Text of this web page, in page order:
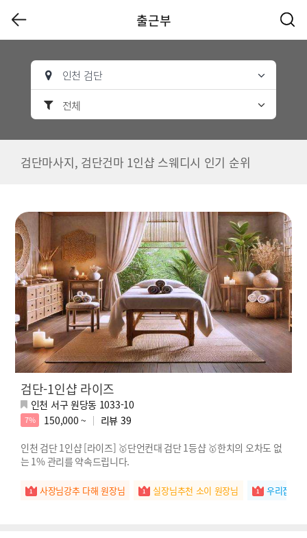
출근부
인천 검단
전체
검단마사지, 검단건마 1인샵 스웨디시 인기 순위
검단-1인샵 라이즈
인천 서구 원당동 1033-10
7% 150,000 ~ 리뷰 39
인천 검단 1인샵 [라이즈] 🥇단언컨대 검단 1등샵 🥇한치의 오차도 없
는 1% 관리를 약속드립니다.
사장님강추 다해 원장님 실장님추천 소이 원장님 우리집간